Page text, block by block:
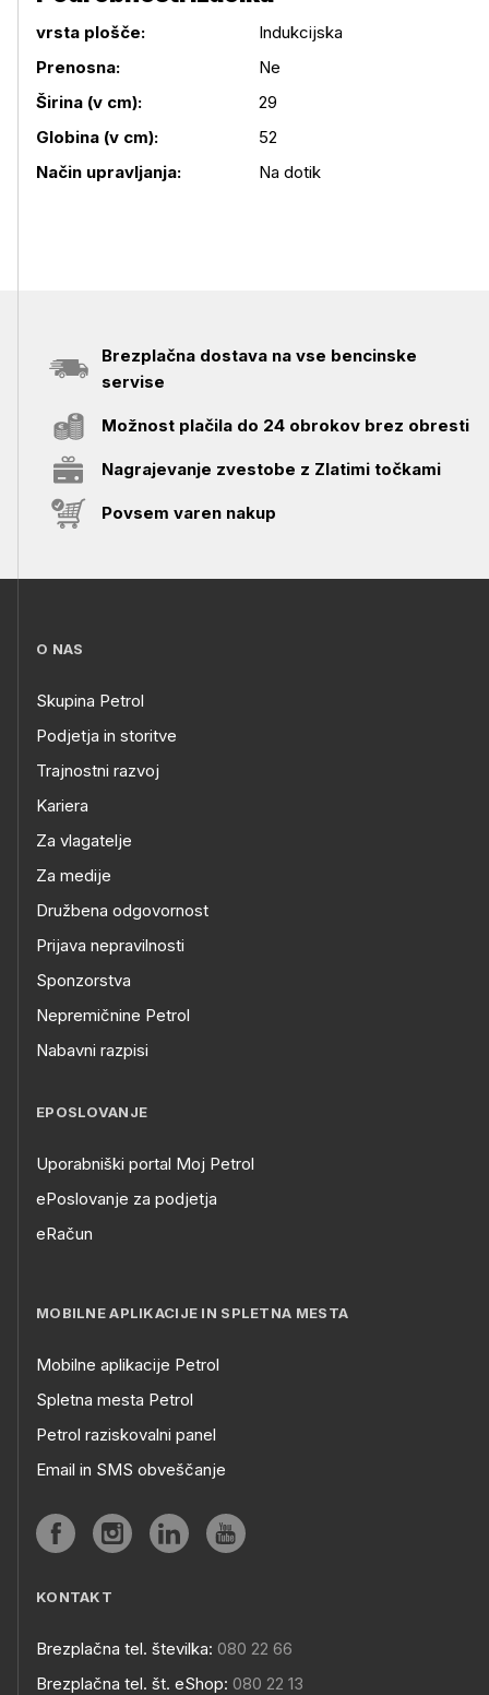
Podrobnosti izdelka
vrsta plošče:
Indukcijska
Prenosna:
Ne
Širina (v cm):
29
Globina (v cm):
52
Način upravljanja:
Na dotik
Brezplačna dostava na vse bencinske
servise
Možnost plačila do 24 obrokov brez obresti
Nagrajevanje zvestobe z Zlatimi točkami
Povsem varen nakup
O NAS
Skupina Petrol
Podjetja in storitve
Trajnostni razvoj
Kariera
Za vlagatelje
Za medije
Družbena odgovornost
Prijava nepravilnosti
Sponzorstva
Nepremičnine Petrol
Nabavni razpisi
EPOSLOVANJE
Uporabniški portal Moj Petrol
ePoslovanje za podjetja
eRačun
MOBILNE APLIKACIJE IN SPLETNA MESTA
Mobilne aplikacije Petrol
Spletna mesta Petrol
Petrol raziskovalni panel
Email in SMS obveščanje
KONTAKT
Brezplačna tel. številka: 080 22 66
Brezplačna tel. št. eShop: 080 22 13